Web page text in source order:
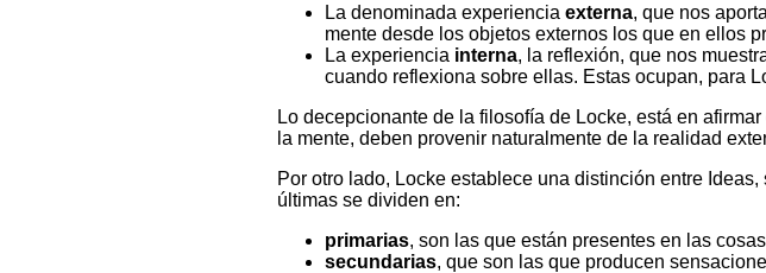
La denominada experiencia externa, que nos aporta
mente desde los objetos externos los que en ellos
La experiencia interna, la reflexión, que nos
cuando reflexiona sobre ellas. Estas ocupan, para
Lo decepcionante de la filosofía de Locke, está en
la mente, deben provenir naturalmente de la realidad
Por otro lado, Locke establece una distinción entre Ideas,
últimas se dividen en:
primarias, son las que están presentes en las
secundarias, que son las que producen